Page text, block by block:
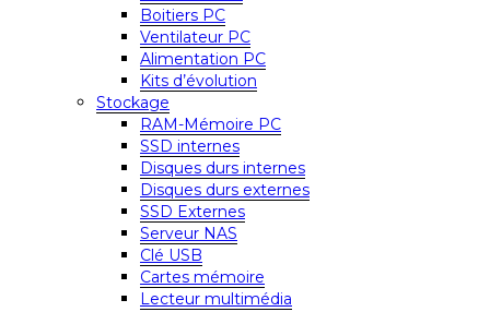
Boitiers PC
Ventilateur PC
Alimentation PC
Kits d’évolution
Stockage
RAM-Mémoire PC
SSD internes
Disques durs internes
Disques durs externes
SSD Externes
Serveur NAS
Clé USB
Cartes mémoire
Lecteur multimédia